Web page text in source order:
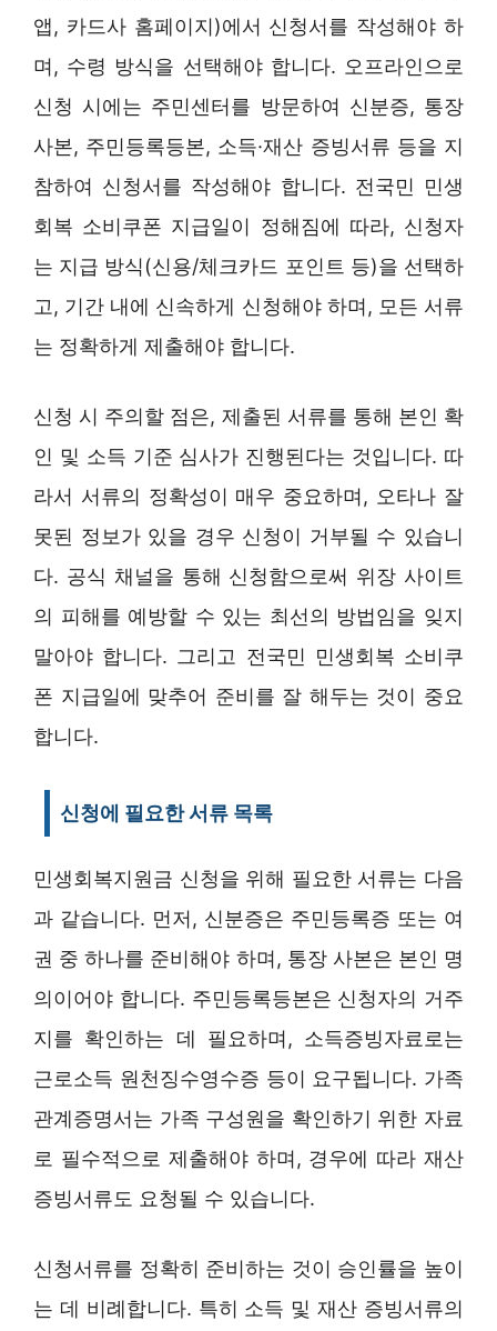
앱, 카드사 홈페이지)에서 신청서를 작성해야 하
며, 수령 방식을 선택해야 합니다. 오프라인으로
신청 시에는 주민센터를 방문하여 신분증, 통장
사본, 주민등록등본, 소득·재산 증빙서류 등을 지
참하여 신청서를 작성해야 합니다. 전국민 민생
회복 소비쿠폰 지급일이 정해짐에 따라, 신청자
는 지급 방식(신용/체크카드 포인트 등)을 선택하
고, 기간 내에 신속하게 신청해야 하며, 모든 서류
는 정확하게 제출해야 합니다.
신청 시 주의할 점은, 제출된 서류를 통해 본인 확
인 및 소득 기준 심사가 진행된다는 것입니다. 따
라서 서류의 정확성이 매우 중요하며, 오타나 잘
못된 정보가 있을 경우 신청이 거부될 수 있습니
다. 공식 채널을 통해 신청함으로써 위장 사이트
의 피해를 예방할 수 있는 최선의 방법임을 잊지
말아야 합니다. 그리고 전국민 민생회복 소비쿠
폰 지급일에 맞추어 준비를 잘 해두는 것이 중요
합니다.
신청에 필요한 서류 목록
민생회복지원금 신청을 위해 필요한 서류는 다음
과 같습니다. 먼저, 신분증은 주민등록증 또는 여
권 중 하나를 준비해야 하며, 통장 사본은 본인 명
의이어야 합니다. 주민등록등본은 신청자의 거주
지를 확인하는 데 필요하며, 소득증빙자료로는
근로소득 원천징수영수증 등이 요구됩니다. 가족
관계증명서는 가족 구성원을 확인하기 위한 자료
로 필수적으로 제출해야 하며, 경우에 따라 재산
증빙서류도 요청될 수 있습니다.
신청서류를 정확히 준비하는 것이 승인률을 높이
는 데 비례합니다. 특히 소득 및 재산 증빙서류의